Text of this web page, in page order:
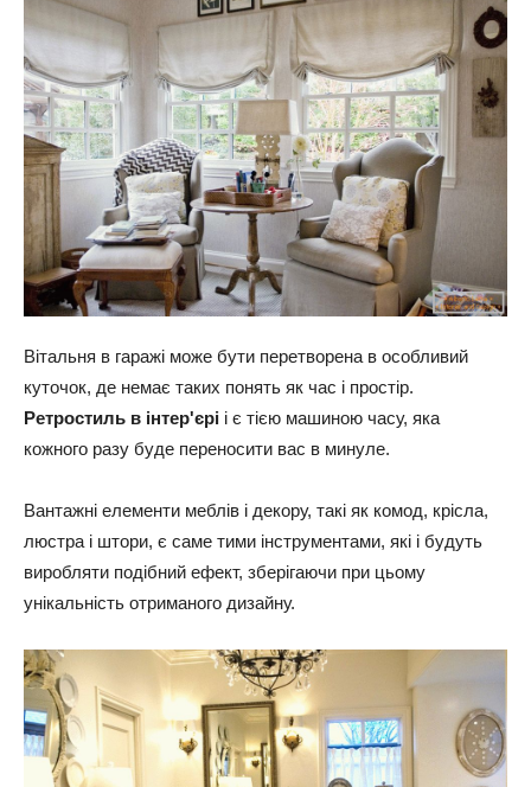
Вітальня в гаражі може бути перетворена в особливий
куточок, де немає таких понять як час і простір.
Ретростиль в інтер'єрі і є тією машиною часу, яка
кожного разу буде переносити вас в минуле.
Вантажні елементи меблів і декору, такі як комод, крісла,
люстра і штори, є саме тими інструментами, які і будуть
виробляти подібний ефект, зберігаючи при цьому
унікальність отриманого дизайну.